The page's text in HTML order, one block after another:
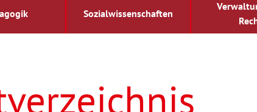
Sozialwissenschaften